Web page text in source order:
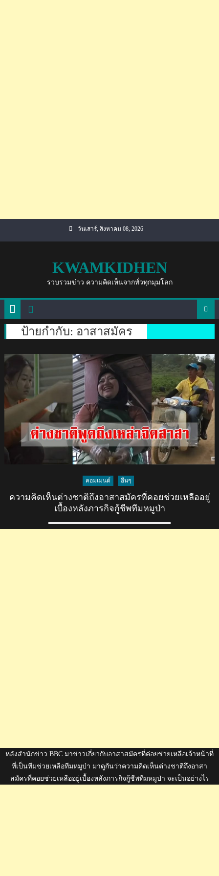
วันเสาร์, สิงหาคม 08, 2026
KWAMKIDHEN
รวบรวมข่าว ความคิดเห็นจากทั่วทุกมุมโลก
ป้ายกำกับ: อาสาสมัคร
คอมเมนต์ อื่นๆ
ความคิดเห็นต่างชาติถึงอาสาสมัครที่คอยช่วยเหลืออยู่
เบื้องหลังภารกิจกู้ชีพทีมหมูป่า
หลังสำนักข่าว BBC มาข่าวเกี่ยวกับอาสาสมัครที่ค่อยช่วยเหลือเจ้าหน้าที่
ที่เป็นทีมช่วยเหลือทีมหมูป่า มาดูกันว่าความคิดเห็นต่างชาติถึงอาสา
สมัครที่คอยช่วยเหลืออยู่เบื้องหลังภารกิจกู้ชีพทีมหมูป่า จะเป็นอย่างไร